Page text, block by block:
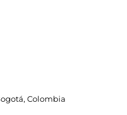
Colombia